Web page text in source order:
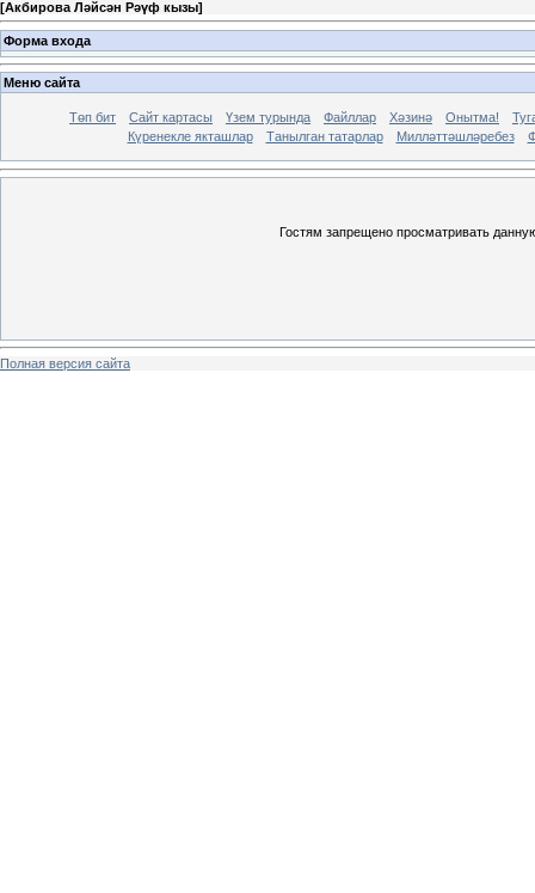
[Акбирова Ләйсән Рәүф кызы]
Форма входа
Меню сайта
Төп бит Сайт картасы Үзем турында Файллар Хәзинә Онытма!
Күренекле якташлар
Танылган татарлар Милләттәшләребез
Гостям запрещено просматривать
Полная версия сайта